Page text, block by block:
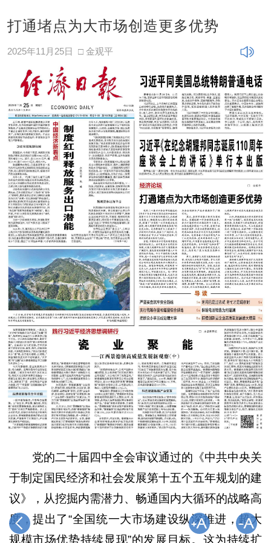
打通堵点为大市场创造更多优势
2025年11月25日 □ 金观平
党的二十届四中全会审议通过的《中共中央关
于制定国民经济和社会发展第十五个五年规划的建
议》，从挖掘内需潜力、畅通国内大循环的战略高
度，提出了“全国统一大市场建设纵深推进，超大
规模市场优势持续显现”的发展目标。这为持续扩